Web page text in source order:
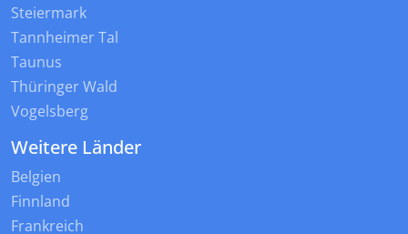
Steiermark
Tannheimer Tal
Taunus
Thüringer Wald
Vogelsberg
Weitere Länder
Belgien
Finnland
Frankreich